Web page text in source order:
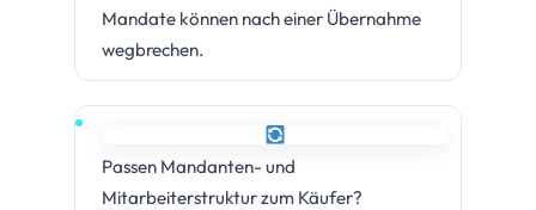
Mandate können nach einer Übernahme
wegbrechen.
Passen Mandanten- und
Mitarbeiterstruktur zum Käufer?